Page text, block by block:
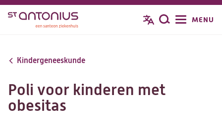
Overslaan
inhoud
Zoeken
MENU
Kindergeneeskunde
Poli voor kinderen met
obesitas